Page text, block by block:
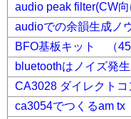
audio peak filter(CW
audioでの余韻生成ノ
BFO基板キット （
bluetoothはノイズ発
CA3028 ダイレクトコ
ca3054でつくるam tx